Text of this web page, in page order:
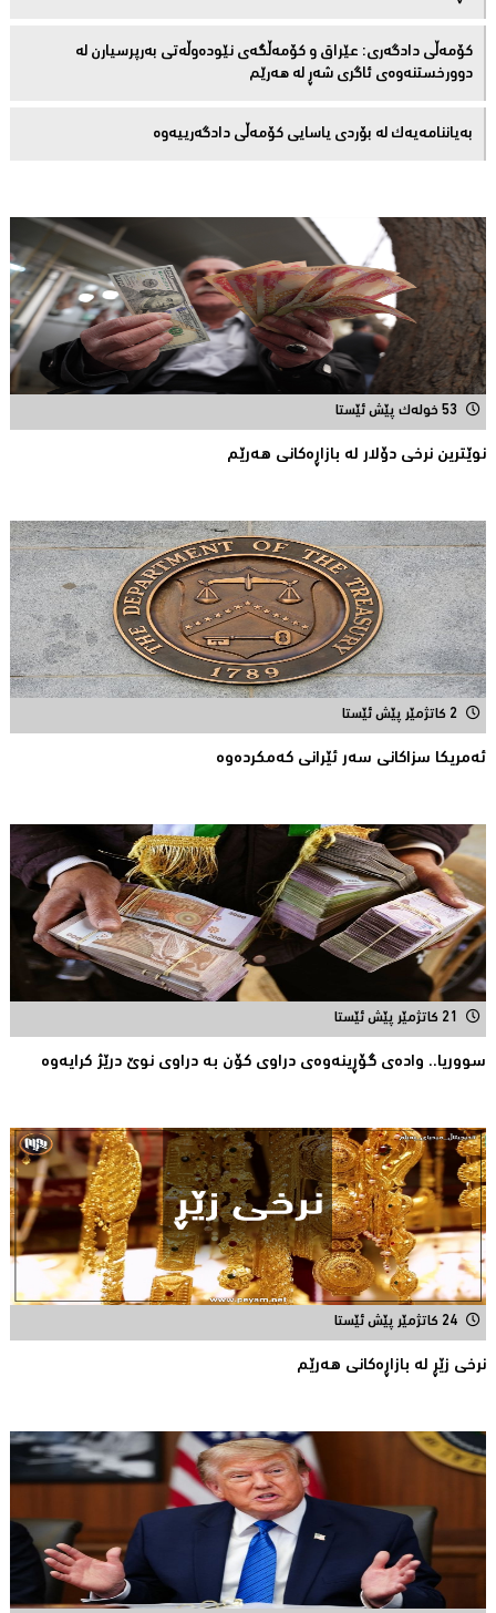
کۆمەڵى دادگەرى: عێراق و كۆمەڵگەی نێودەوڵەتی بەرپرسیارن لە
دوورخستنەوەى ئاگری شەڕ لە هەرێم
بەیاننامەیەک لە بۆردی یاسایی کۆمەڵی دادگەرییەوە
53 خولەک پێش ئێستا
نوێترین نرخی دۆلار له‌ بازاڕه‌كانی هه‌رێم
2 کاتژمێر پێش ئێستا
ئه‌مریكا سزاكانی سه‌ر ئێرانی كه‌مكرده‌وه‌
21 کاتژمێر پێش ئێستا
سووریا.. واده‌ی گۆڕینه‌وه‌ی دراوی كۆن به‌ دراوی نوێ درێژ كرایه‌وه‌
24 کاتژمێر پێش ئێستا
نرخى زێڕ له‌ بازاڕه‌كانی هه‌رێم